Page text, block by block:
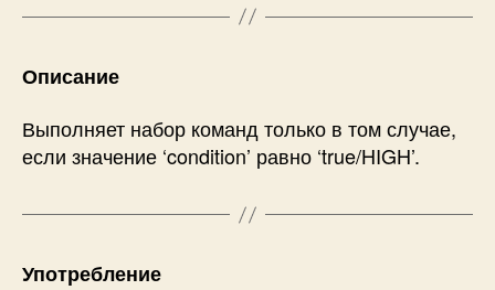
Описание
Выполняет набор команд только в том случае,
если значение ‘condition’ равно ‘true/HIGH’.
Употребление